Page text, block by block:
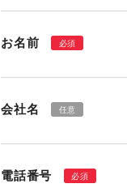
お名前 必須
会社名 任意
電話番号 必須